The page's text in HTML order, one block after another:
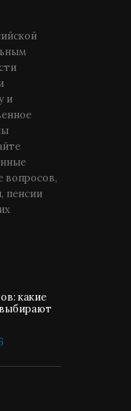
и
вопросов,
пенсии
какие